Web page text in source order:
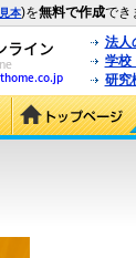
見本)を無料で作成でき
法人
学校
研究